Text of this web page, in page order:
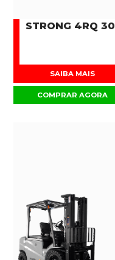
STRONG 4RQ 30
SAIBA MAIS
COMPRAR AGORA